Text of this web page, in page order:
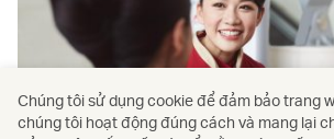
Chúng tôi sử dụng cookie để đảm bảo trang
chúng tôi hoạt động đúng cách và mang lại